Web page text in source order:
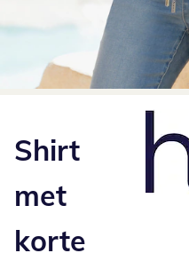
Shirt
met
korte